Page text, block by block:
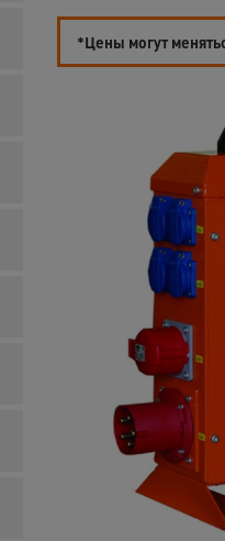
*Цены могут